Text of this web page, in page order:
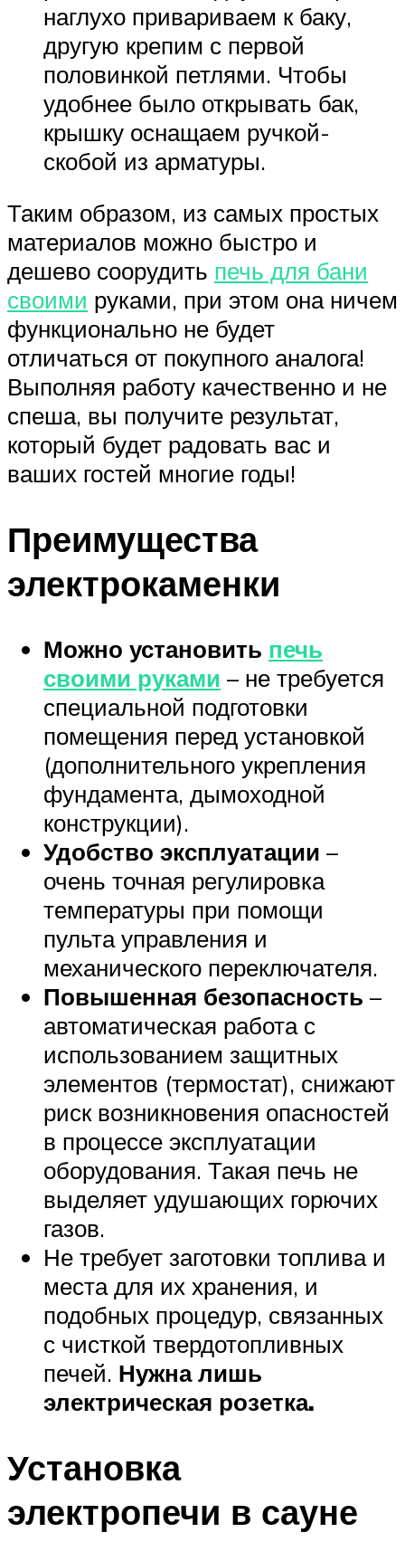
наглухо привариваем к баку,
другую крепим с первой
половинкой петлями. Чтобы
удобнее было открывать бак,
крышку оснащаем ручкой-
скобой из арматуры.
Таким образом, из самых простых
материалов можно быстро и
дешево соорудить печь для бани
своими руками, при этом она ничем
функционально не будет
отличаться от покупного аналога!
Выполняя работу качественно и не
спеша, вы получите результат,
который будет радовать вас и
ваших гостей многие годы!
Преимущества
электрокаменки
Можно установить печь
своими руками – не требуется
специальной подготовки
помещения перед установкой
(дополнительного укрепления
фундамента, дымоходной
конструкции).
Удобство эксплуатации –
очень точная регулировка
температуры при помощи
пульта управления и
механического переключателя.
Повышенная безопасность –
автоматическая работа с
использованием защитных
элементов (термостат), снижают
риск возникновения опасностей
в процессе эксплуатации
оборудования. Такая печь не
выделяет удушающих горючих
газов.
Не требует заготовки топлива и
места для их хранения, и
подобных процедур, связанных
с чисткой твердотопливных
печей. Нужна лишь
электрическая розетка.
Установка
электропечи в сауне